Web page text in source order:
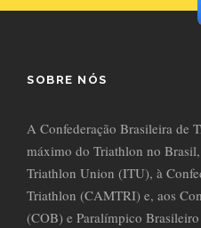
SOBRE NÓS
A Confederação Brasileira de
máximo do Triathlon no
Triathlon Union (ITU), à
Triathlon (CAMTRI) e, aos
(COB) e Paralímpico